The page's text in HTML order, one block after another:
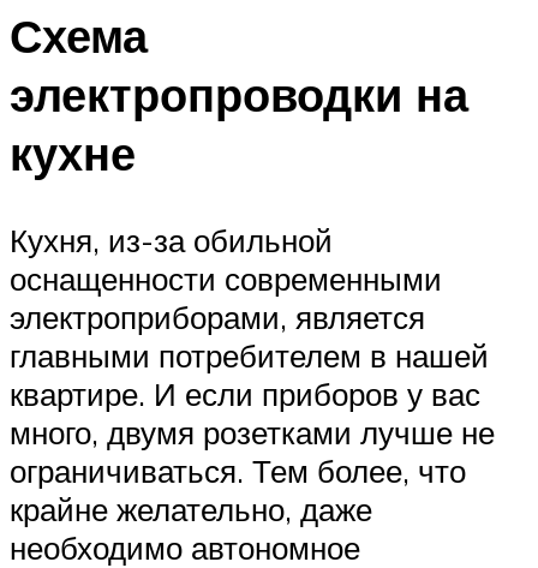
Схема
электропроводки на
кухне
Кухня, из-за обильной
оснащенности современными
электроприборами, является
главными потребителем в нашей
квартире. И если приборов у вас
много, двумя розетками лучше не
ограничиваться. Тем более, что
крайне желательно, даже
необходимо автономное